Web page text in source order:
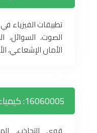
تطبيقات الفيزياء في
الصوت، السوائل،
الأمان الإشعاعي،
16060005: كيمياء عامة (2) [3 ساعات]